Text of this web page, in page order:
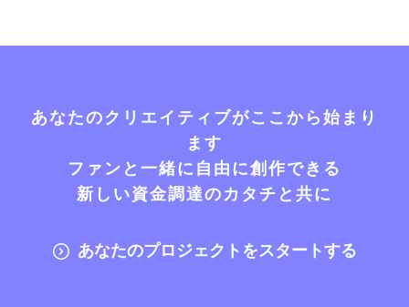
あなたのクリエイティブがここから始まり
ます
ファンと一緒に自由に創作できる
新しい資金調達のカタチと共に
あなたのプロジェクトをスタートする